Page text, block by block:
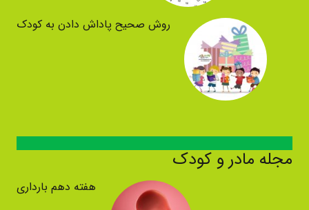
روش صحیح پاداش دادن به کودک
مجله مادر و کودک
هفته دهم بارداری